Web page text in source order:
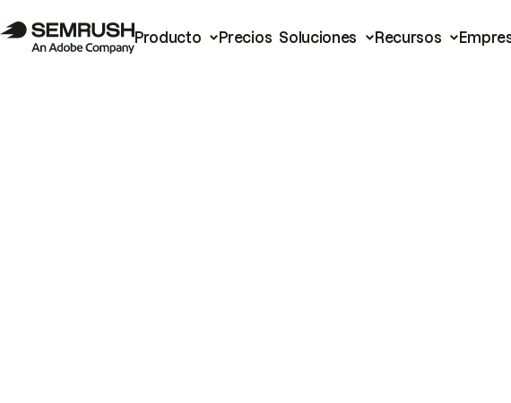
Producto Precios Soluciones Recursos